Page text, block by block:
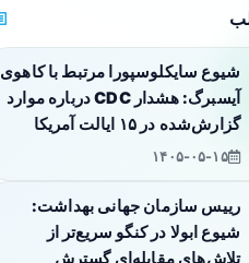
شیوع سایکلوسپورا مرتبط با کاهوی
آیسبرگ: هشدار CDC درباره موارد
گزارش‌شده در ۱۵ ایالت آمریکا
۱۴۰۵-۰۵-۱۵
رییس سازمان جهانی بهداشت:
شیوع ابولا در کنگو سریع‌تر از
تلاش‌های مقابله‌ای گسترش